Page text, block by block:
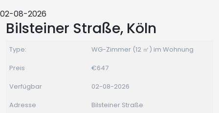
02-08-2026
Bilsteiner Straße, Köln
Type:
WG-Zimmer (12 ㎡) im Wohnung
Preis
€647
Verfügbar
02-08-2026
Adresse
Bilsteiner Straße